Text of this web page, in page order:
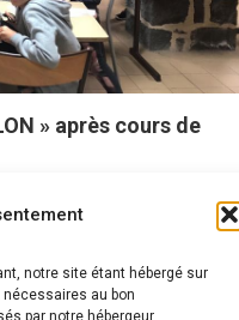
notre site étant hébergé sur
au bon
par notre hébergeur.
» après cours de
descriptif complet